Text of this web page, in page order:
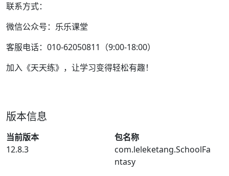
联系方式：
微信公众号：乐乐课堂
客服电话：010-62050811（9:00-18:00）
加入《天天练》，让学习变得轻松有趣！
版本信息
当前版本
12.8.3
包名称
com.leleketang.SchoolFa
ntasy